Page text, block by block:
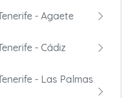
- Agaete
- Cádiz
- Las Palmas